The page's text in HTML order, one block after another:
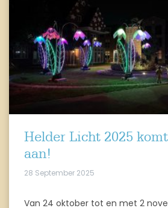
Helder Licht 2025
aan!
28 September 2025
Van 24 oktober tot en met 2